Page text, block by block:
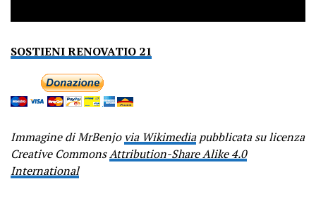
SOSTIENI RENOVATIO 21
Immagine di MrBenjovia Wikimediapubblicata su licenza
Creative CommonsAttribution-Share Alike 4.0
International